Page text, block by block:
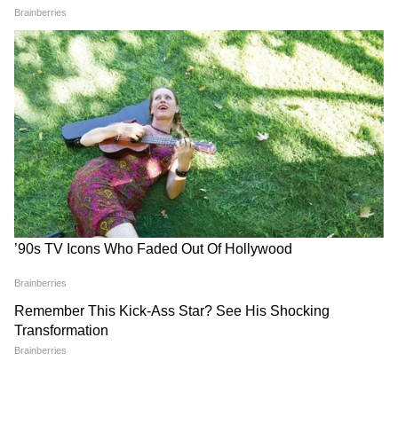
हैं। वरिष्ठ नेता सुखेंदु शेखर रॉय ने पहले राज्यसभा और
पार्टी दोनों से इस्तीफा दिया। इसके बाद सुष्मिता देव ने भी
राज्यसभा सदस्यता और TMC छोड़ने का फैसला किया।
इन इस्तीफों ने पार्टी के भीतर बढ़ते मतभेदों को और
अधिक उजागर कर दिया है।
TMC के सामने आगे क्या चुनौती?
विधानसभा, लोकसभा और राज्यसभा—तीनों स्तरों पर
सामने आई असंतोष की घटनाओं ने तृणमूल कांग्रेस को
मुश्किल स्थिति में ला खड़ा किया है। अब सबकी नजर इस
बात पर है कि पार्टी नेतृत्व इस संकट से कैसे निपटता है
और क्या बागी नेताओं को वापस संगठन में लाने की कोई
कोशिश होती है या फिर यह राजनीतिक खींचतान और
आगे बढ़ती है।